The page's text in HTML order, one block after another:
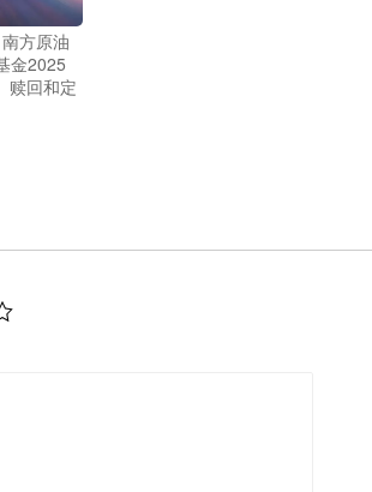
方原油
金2025
赎回和定